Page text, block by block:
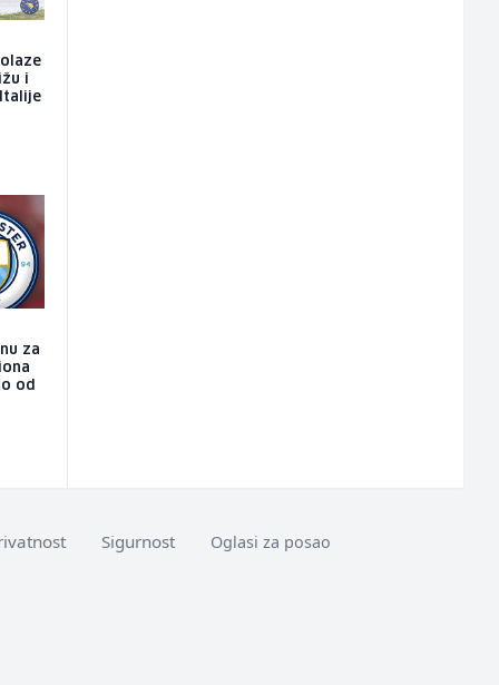
i
za
od
Sigurnost Oglasi za posao